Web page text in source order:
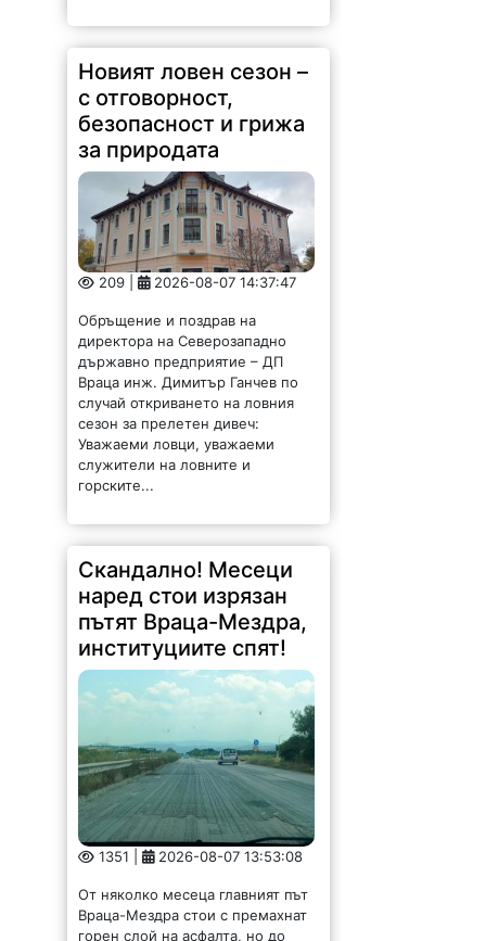
Новият ловен сезон –
с отговорност,
безопасност и грижа
за природата
209 | 2026-08-07 14:37:47
Обръщение и поздрав на
директора на Северозападно
държавно предприятие – ДП
Враца инж. Димитър Ганчев по
случай откриването на ловния
сезон за прелетен дивеч:
Уважаеми ловци, уважаеми
служители на ловните и
горските...
Скандално! Месеци
наред стои изрязан
пътят Враца-Мездра,
институциите спят!
1351 | 2026-08-07 13:53:08
От няколко месеца главният път
Враца-Мездра стои с премахнат
горен слой на асфалта, но до